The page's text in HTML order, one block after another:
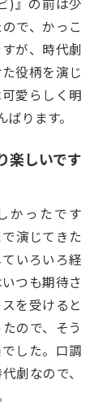
で、かっこ
が、時代劇
役柄を演じ
愛らしく明
ります。
楽しいです
かったです
演じてきた
いろいろ経
つも期待さ
を受けると
ので、そう
した。口調
劇なので、